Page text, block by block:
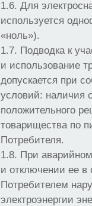
1.6. Для
используется
«ноль»).
1.7. Подводка к
и использование
допускается при
условий: наличия
положительного
товарищества по
Потребителя.
1.8. При
и отключении ее
Потребителем
электроэнергии